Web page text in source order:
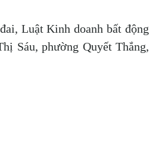
Luật Kinh doanh bất động
Sáu, phường Quyết Thắng,